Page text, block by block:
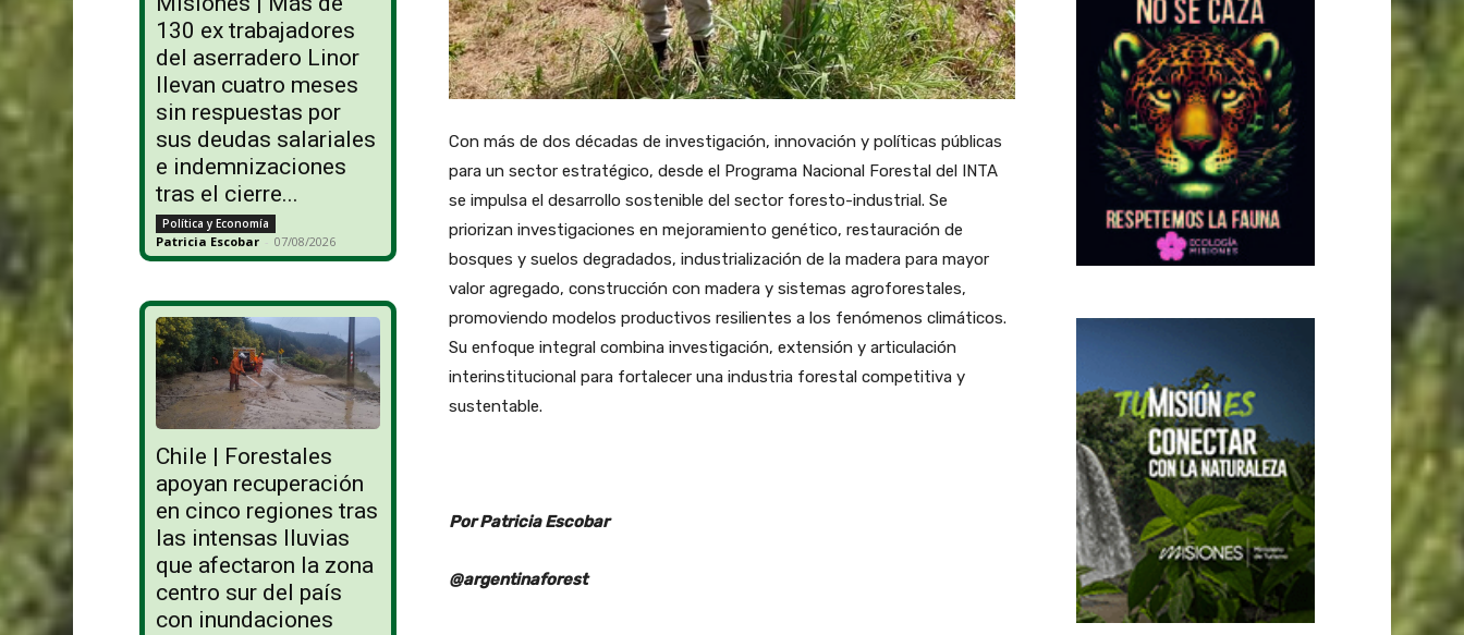
130 ex trabajadores
del aserradero Linor
llevan cuatro meses
sin respuestas por
sus deudas salariales
e indemnizaciones
tras el cierre...
Política y Economía
Patricia Escobar - 07/08/2026
Chile | Forestales
apoyan recuperación
en cinco regiones tras
las intensas lluvias
que afectaron la zona
centro sur del país
con inundaciones
Con más de dos décadas de investigación, innovación y políticas públicas
para un sector estratégico, desde el Programa Nacional Forestal del INTA
se impulsa el desarrollo sostenible del sector foresto-industrial. Se
priorizan investigaciones en mejoramiento genético, restauración de
bosques y suelos degradados, industrialización de la madera para mayor
valor agregado, construcción con madera y sistemas agroforestales,
promoviendo modelos productivos resilientes a los fenómenos climáticos.
Su enfoque integral combina investigación, extensión y articulación
interinstitucional para fortalecer una industria forestal competitiva y
sustentable.
Por Patricia Escobar
@argentinaforest